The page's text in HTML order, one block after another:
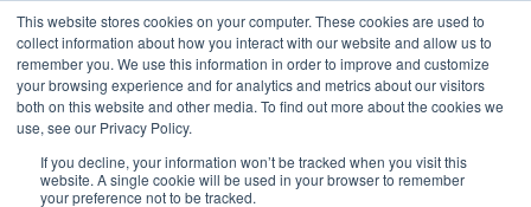
This website stores cookies on your computer. These cookies are used to
collect information about how you interact with our website and allow us to
remember you. We use this information in order to improve and customize
your browsing experience and for analytics and metrics about our visitors
both on this website and other media. To find out more about the cookies we
use, see our Privacy Policy.
If you decline, your information won’t be tracked when you visit this
website. A single cookie will be used in your browser to remember
your preference not to be tracked.
Aller
au
contenu
principal
01 84 20 18 48
Rappel gratuit